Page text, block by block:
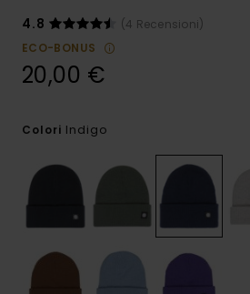
4.8
(4 Recensioni)
ECO-BONUS
20,00 €
Colori Indigo